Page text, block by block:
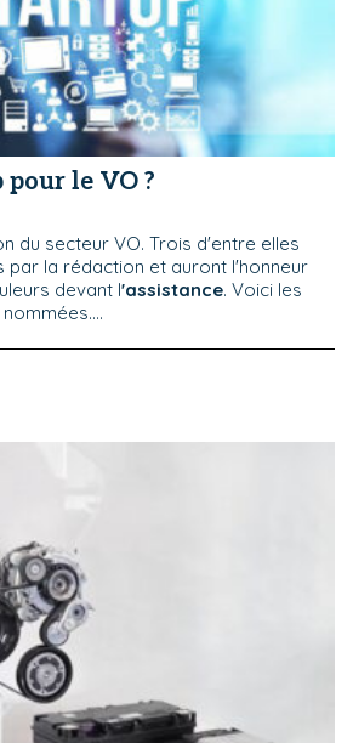
le VO ?
du secteur VO. Trois d'entre elles
par la rédaction et auront l'honneur
devant l'assistance. Voici les